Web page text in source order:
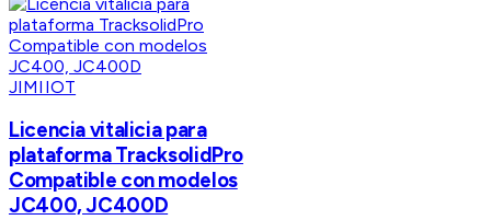
JIMIIOT
Licencia vitalicia para
plataforma TracksolidPro
Compatible con modelos
JC400, JC400D